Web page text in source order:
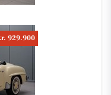
929.900